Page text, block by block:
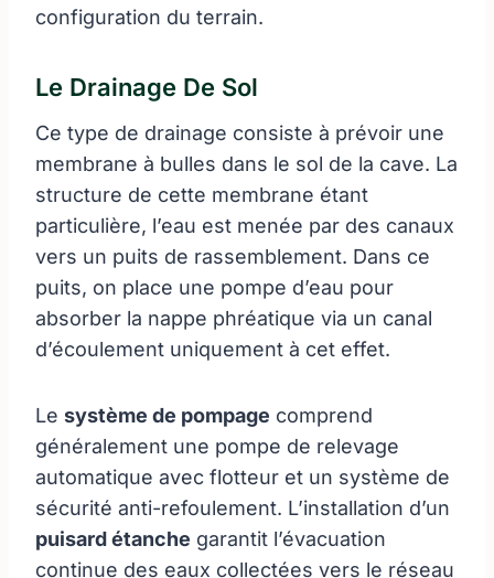
configuration du terrain.
Le Drainage De Sol
Ce type de drainage consiste à prévoir une
membrane à bulles dans le sol de la cave. La
structure de cette membrane étant
particulière, l’eau est menée par des canaux
vers un puits de rassemblement. Dans ce
puits, on place une pompe d’eau pour
absorber la nappe phréatique via un canal
d’écoulement uniquement à cet effet.
Le système de pompage comprend
généralement une pompe de relevage
automatique avec flotteur et un système de
sécurité anti-refoulement. L’installation d’un
puisard étanche garantit l’évacuation
continue des eaux collectées vers le réseau